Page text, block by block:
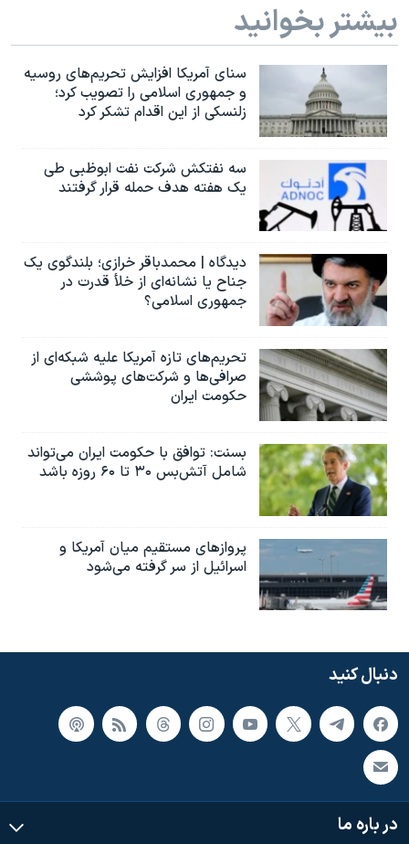
بیشتر بخوانید
سنای آمریکا افزایش تحریم‌های روسیه
و جمهوری اسلامی را تصویب کرد؛
زلنسکی از این اقدام تشکر کرد
سه نفتکش شرکت نفت ابوظبی طی
یک هفته هدف حمله قرار گرفتند
دیدگاه | محمدباقر خرازی؛ بلندگوی یک
جناح یا نشانه‌ای از خلأ قدرت در
جمهوری اسلامی؟
تحریم‌های تازه آمریکا علیه شبکه‌ای از
صرافی‌ها و شرکت‌های پوششی
حکومت ایران
بسنت: توافق با حکومت ایران می‌تواند
شامل آتش‌بس ۳۰ تا ۶۰ روزه باشد
پروازهای مستقیم میان آمریکا و
اسرائیل از سر گرفته می‌شود
دنبال کنید
در باره ما